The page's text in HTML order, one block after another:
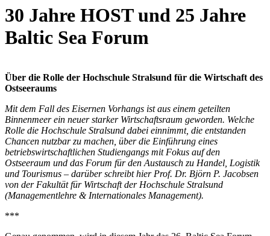
30 Jahre HOST und 25 Jahre
Bal­tic Sea Forum
Über die Rolle der Hochschule Stralsund für die Wirtschaft des
Ostseeraums
Mit dem Fall des Eisernen Vorhangs ist aus einem geteilten
Binnenmeer ein neuer starker Wirtschaftsraum geworden. Welche
Rolle die Hochschule Stralsund dabei einnimmt, die entstanden
Chancen nutzbar zu machen, über die Einführung eines
betriebswirtschaftlichen Studiengangs mit Fokus auf den
Ostseeraum und das Forum für den Austausch zu Handel, Logistik
und Tourismus – darüber schreibt hier Prof. Dr. Björn P. Jacobsen
von der Fakultät für Wirtschaft der Hochschule Stralsund
(Managementlehre & Internationales Management).
***